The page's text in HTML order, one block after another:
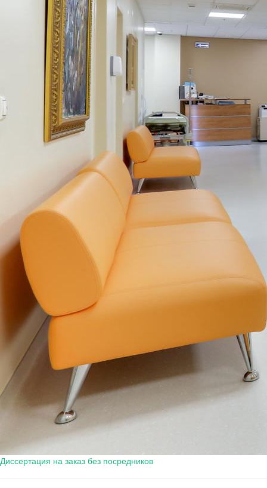
Диссертация на заказ без посредников